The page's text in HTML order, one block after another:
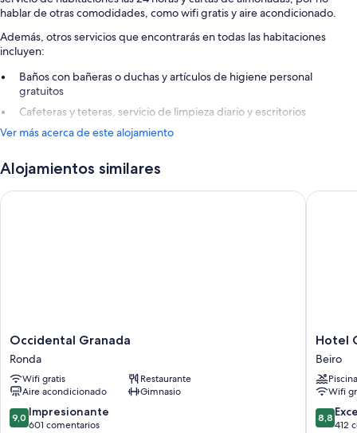
hablar de otras comodidades, como wifi gratis y aire acondicionado.
Además, otros servicios que encontrarás en todas las habitaciones
incluyen:
Baños con bañeras o duchas y artículos de higiene personal
gratuitos
Cafeteras y teteras, servicio de limpieza diario y escritorios
Ver más acerca de este alojamiento
Alojamientos similares
Occidental
Granada
Ronda
Occidental Granada
Ronda
Wifi gratis
Restaurante
Aire acondicionado
Gimnasio
9.0
sobre
9,0 Impresionante
601 comentarios
Occidental Granada
Hotel
Granada
by
Pierre
&
Beiro
Hotel
Beiro
Piscina
Wifi
8.8
sobre
8,8
412
Hotel